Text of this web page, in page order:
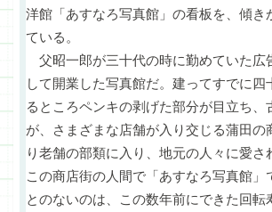
洋館「あすなろ写真館」の看板を、傾き
ている。
父昭一郎が三十代の時に勤めていた広
して開業した写真館だ。建ってすでに四
るところペンキの剥げた部分が目立ち、
が、さまざまな店舗が入り交じる蒲田の
り老舗の部類に入り、地元の人々に愛さ
この商店街の人間で「あすなろ写真館」
とのないのは、この数年前にできた回転